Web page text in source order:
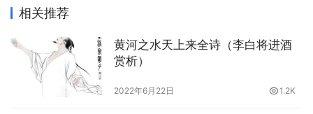
相关推荐
黄河之水天上来全诗（李白将进酒
赏析）
2022年6月22日 1.2K